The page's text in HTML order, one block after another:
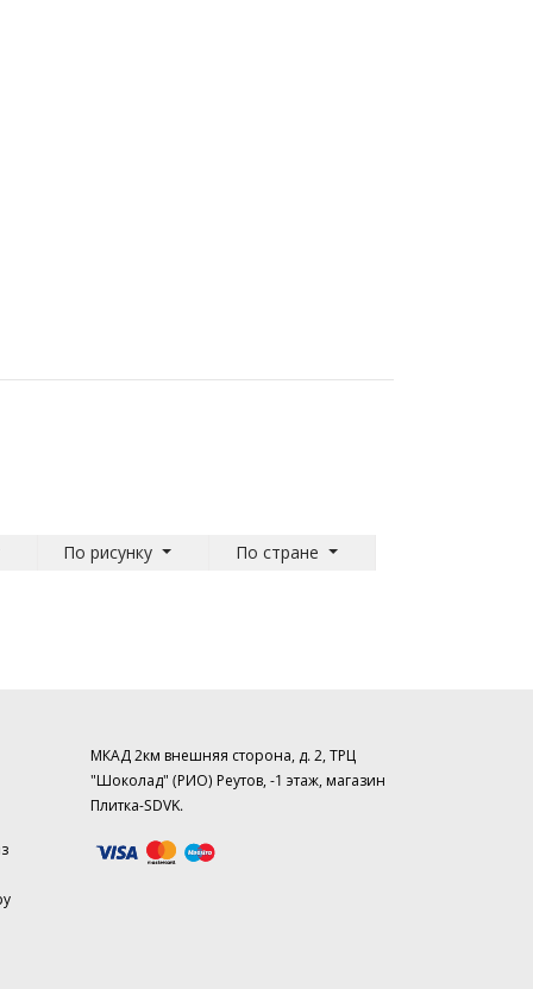
По рисунку По стране
МКАД 2км внешняя сторона, д. 2, ТРЦ
"Шоколад" (РИО) Реутов, -1 этаж, магазин
Плитка-SDVK.